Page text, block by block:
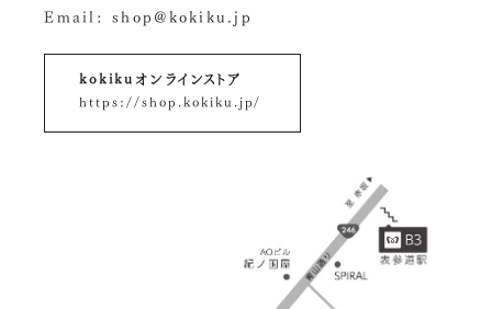
Email:shop@kokiku.jp
kokikuオンラインストア
https://shop.kokiku.jp/